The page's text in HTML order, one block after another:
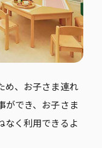
め、お子さま連れ
ができ、お子さま
なく利用できるよ